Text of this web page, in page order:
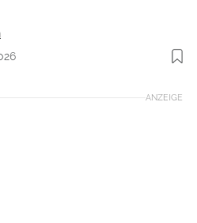
Foto: Ralf Bücheler
ANZEIGE